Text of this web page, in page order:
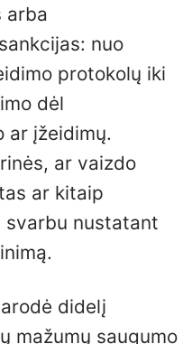
arba
nuo
protokolų iki
dėl
ar įžeidimų.
ar vaizdo
ar kitaip
svarbu nustatant
didelį
mažumų saugumo